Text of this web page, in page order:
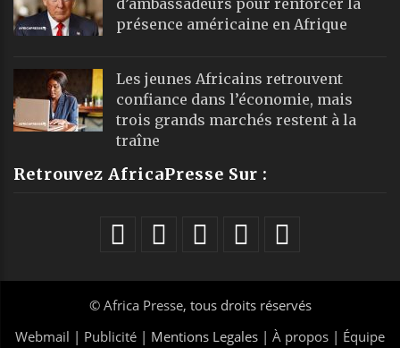
d’ambassadeurs pour renforcer la
présence américaine en Afrique
Les jeunes Africains retrouvent
confiance dans l’économie, mais
trois grands marchés restent à la
traîne
Retrouvez AfricaPresse Sur :
© Africa Presse, tous droits réservés
Webmail | Publicité | Mentions Legales | À propos | Équipe